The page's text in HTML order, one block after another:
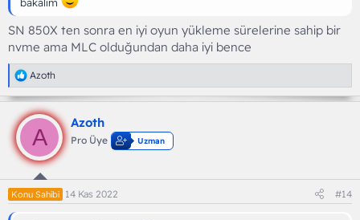
SN 850X ten sonra en iyi oyun yükleme sürelerine sahip bir
nvme ama MLC olduğundan daha iyi bence
T
e
p
k
e
r
:
Azoth
A
Azoth
Pro Üye Uzman
Konu Sahibi 14 Kas 2022 #14